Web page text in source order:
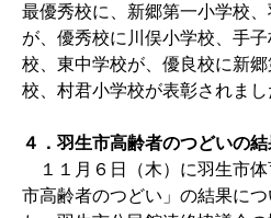
最優秀校に、新郷第一小学校
が、優秀校に川俣小学校、手
校、東中学校が、優良校に新
校、村君小学校が表彰されまし
４．羽生市高齢者のつどいの
１１月６日（木）に羽生市
市高齢者のつどい」の結果に